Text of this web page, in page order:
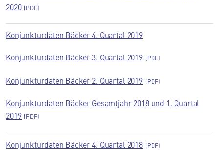
2020
Konjunkturdaten Bäcker 4. Quartal 2019
Konjunkturdaten Bäcker 3. Quartal 2019
Konjunkturdaten Bäcker 2. Quartal 2019
Konjunkturdaten Bäcker Gesamtjahr 2018 und 1. Quartal
2019
Konjunkturdaten Bäcker 4. Quartal 2018